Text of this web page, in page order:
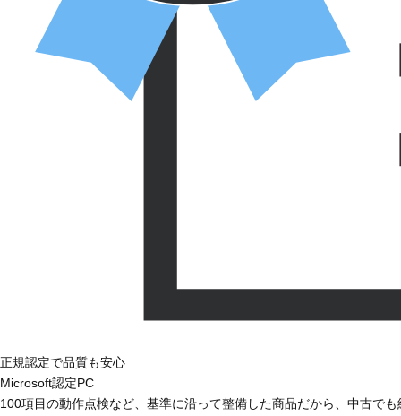
正規認定で品質も安心
Microsoft認定PC
100項目の動作点検など、基準に沿って整備した商品だから、中古で